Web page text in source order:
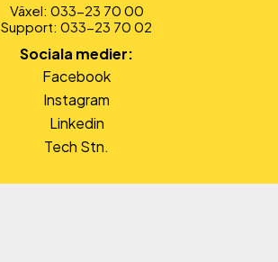
Växel: 033-23 70 00
Support: 033-23 70 02
Sociala medier:
Facebook
Instagram
Linkedin
Tech Stn.